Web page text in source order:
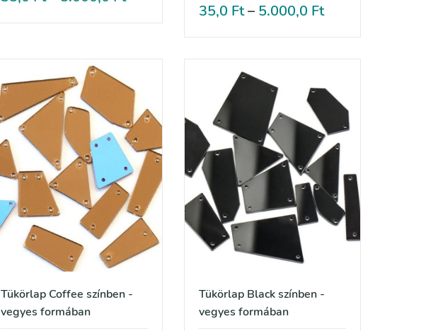
35,0 Ft– 5.000,0 Ft
Tükörlap Coffee színben -
vegyes formában
Tükörlap Black színben -
vegyes formában